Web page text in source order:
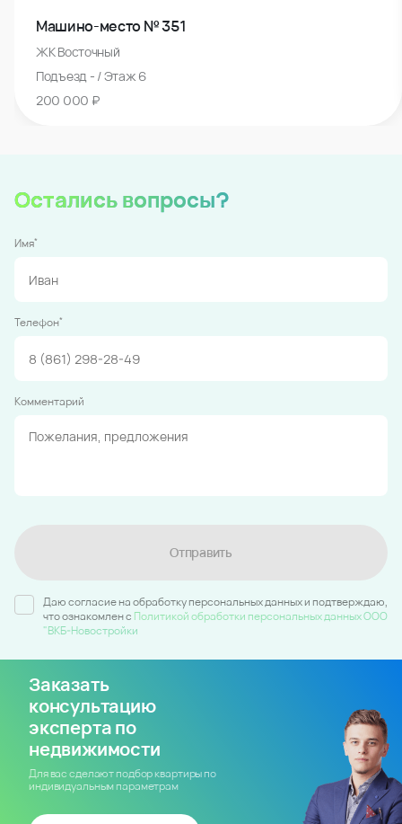
Машино-место № 351
ЖК Восточный
Подъезд - / Этаж 6
200 000 ₽
Остались вопросы?
Имя*
Телефон*
Комментарий
Отправить
Даю согласие на обработку персональных данных и подтверждаю,
что ознакомлен c Политикой обработки персональных данных ООО
"ВКБ-Новостройки
Заказать
консультацию
эксперта по
недвижимости
Для вас сделают подбор квартиры по
индивидуальным параметрам